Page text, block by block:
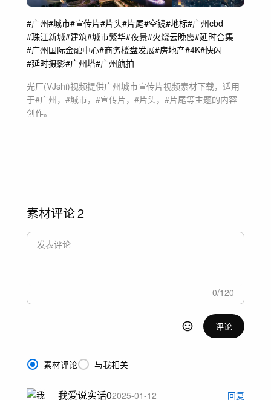
#广州#城市#宣传片#片头#片尾#空镜#地标#广州cbd
#珠江新城#建筑#城市繁华#夜景#火烧云晚霞#延时合集
#广州国际金融中心#商务楼盘发展#房地产#4K#快闪
#延时摄影#广州塔#广州航拍
光厂(VJshi)视频提供广州城市宣传片视频素材下载，适用
于#广州，#城市，#宣传片，#片头，#片尾等主题的内容
创作。
素材评论2
0/120
评论
素材评论 与我相关
我爱说实话02025-01-12
回复